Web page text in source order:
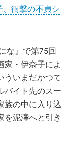
、衝撃の不貞シ
な』で第75回
家・伊奈子によ
ういまだかつて
バイト先のスー
族の中に入り込
を泥濘へと引き